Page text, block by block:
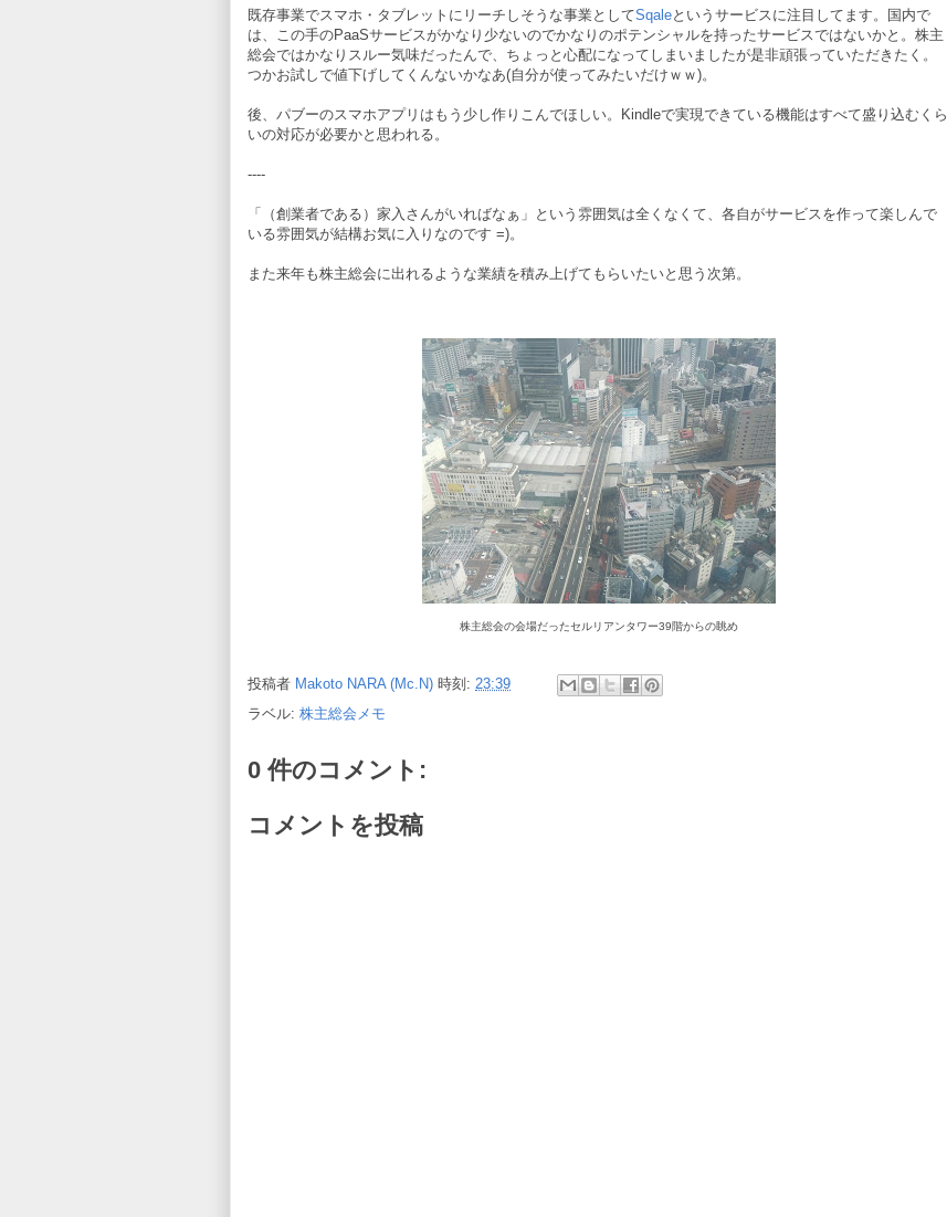
既存事業でスマホ・タブレットにリーチしそうな事業としてSqaleというサービスに注目してます。国内で
は、この手のPaaSサービスがかなり少ないのでかなりのポテンシャルを持ったサービスではないかと。株主
総会ではかなりスルー気味だったんで、ちょっと心配になってしまいましたが是非頑張っていただきたく。
つかお試しで値下げしてくんないかなあ(自分が使ってみたいだけｗｗ)。
後、パブーのスマホアプリはもう少し作りこんでほしい。Kindleで実現できている機能はすべて盛り込むくら
いの対応が必要かと思われる。
----
「（創業者である）家入さんがいればなぁ」という雰囲気は全くなくて、各自がサービスを作って楽しんで
いる雰囲気が結構お気に入りなのです =)。
また来年も株主総会に出れるような業績を積み上げてもらいたいと思う次第。
株主総会の会場だったセルリアンタワー39階からの眺め
投稿者 Makoto NARA (Mc.N) 時刻: 23:39
ラベル: 株主総会メモ
0 件のコメント:
コメントを投稿